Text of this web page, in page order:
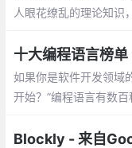
人眼花缭乱的理论知识
天结束之时，正是那些
——构建、测试和开发
了事情。
十大编程语言榜单
如果你是软件开发领域
开始？”编程语言有数
最简单方法之一，是通
Blockly - 来自